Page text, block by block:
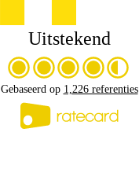
Uitstekend
Gebaseerd op 1,226 referenties